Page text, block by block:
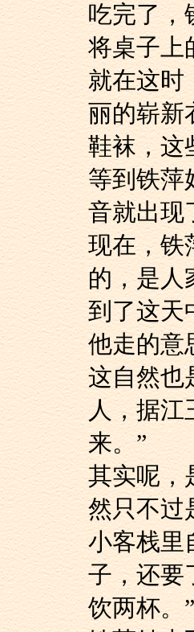
吃完
将桌子上
就在
丽的崭新
鞋袜，这
等到
音就出现
现在
的，是人
到了
他走的意
这自
人，据江
来。”
其实
然只不过
小客
子，还要
饮两杯。”